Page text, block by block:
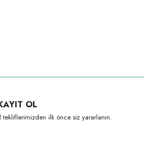
OL
ilk önce siz yararlanın.